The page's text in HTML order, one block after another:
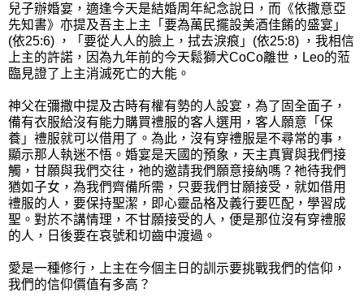
兒子辦婚宴，適逢今天是結婚周年紀念說日，而《依撒意亞
先知書》亦提及吾主上主「要為萬民擺設美酒佳餚的盛宴」
(依25:6) ，「要從人人的臉上，拭去淚痕」(依25:8) ，我相信
上主的許諾，因為九年前的今天鬆獅犬CoCo離世，Leo的蒞
臨見證了上主消滅死亡的大能。
神父在彌撒中提及古時有權有勢的人設宴，為了固全面子，
備有衣服給沒有能力購買禮服的客人選用，客人願意「保
養」禮服就可以借用了。為此，沒有穿禮服是不尋常的事，
顯示那人執迷不悟。婚宴是天國的預象，天主真實與我們接
觸，甘願與我們交往，祂的邀請我們願意接納嗎？祂待我們
猶如子女，為我們齊備所需，只要我們甘願接受，就如借用
禮服的人，要保持聖潔，即心靈品格及義行要匹配，學習成
聖。對於不講情理，不甘願接受的人，便是那位沒有穿禮服
的人，日後要在哀號和切齒中渡過。
愛是一種修行，上主在今個主日的訓示要挑戰我們的信仰，
我們的信仰價值有多高？